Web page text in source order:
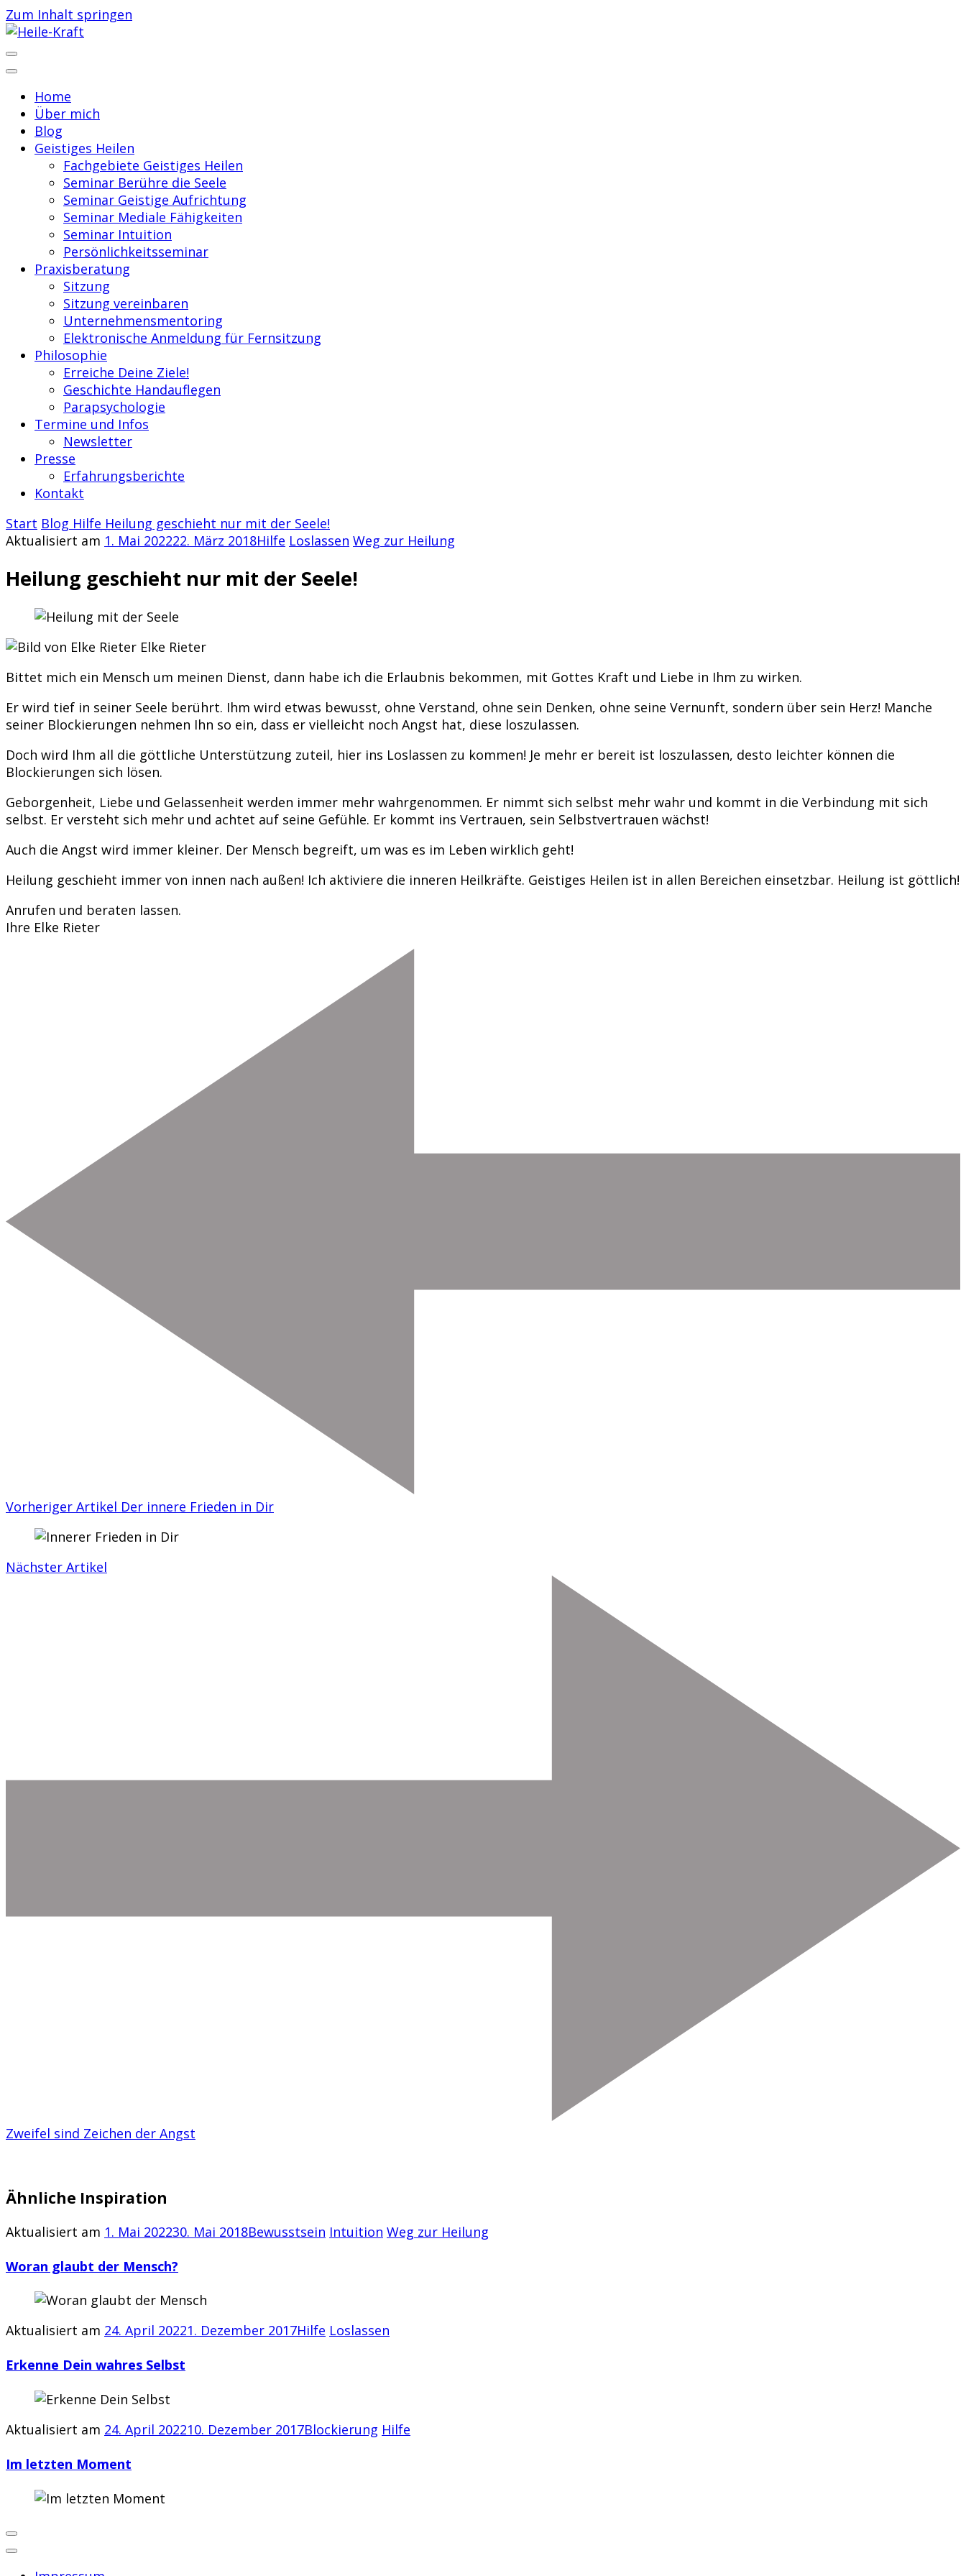
Zum Inhalt springen
Heile-Kraft
Praxis für Geistiges Heilen
Home
Über mich
Blog
Geistiges Heilen
Fachgebiete Geistiges Heilen
Seminar Berühre die Seele
Seminar Geistige Aufrichtung
Seminar Mediale Fähigkeiten
Seminar Intuition
Persönlichkeitsseminar
Praxisberatung
Sitzung
Sitzung vereinbaren
Unternehmensmentoring
Elektronische Anmeldung für Fernsitzung
Philosophie
Erreiche Deine Ziele!
Geschichte Handauflegen
Parapsychologie
Termine und Infos
Newsletter
Presse
Erfahrungsberichte
Kontakt
Start Blog Hilfe Heilung geschieht nur mit der Seele!
Aktualisiert am 1. Mai 202222. März 2018Hilfe Loslassen Weg zur Heilung
Heilung geschieht nur mit der Seele!
Elke Rieter
Bittet mich ein Mensch um meinen Dienst, dann habe ich die Erlaubnis bekommen, mit Gottes Kraft und Liebe in Ihm zu wirken.
Er wird tief in seiner Seele berührt. Ihm wird etwas bewusst, ohne Verstand, ohne sein Denken, ohne seine Vernunft, sondern über sein Herz! Manche
seiner Blockierungen nehmen Ihn so ein, dass er vielleicht noch Angst hat, diese loszulassen.
Doch wird Ihm all die göttliche Unterstützung zuteil, hier ins Loslassen zu kommen! Je mehr er bereit ist loszulassen, desto leichter können die
Blockierungen sich lösen.
Geborgenheit, Liebe und Gelassenheit werden immer mehr wahrgenommen. Er nimmt sich selbst mehr wahr und kommt in die Verbindung mit sich
selbst. Er versteht sich mehr und achtet auf seine Gefühle. Er kommt ins Vertrauen, sein Selbstvertrauen wächst!
Auch die Angst wird immer kleiner. Der Mensch begreift, um was es im Leben wirklich geht!
Heilung geschieht immer von innen nach außen! Ich aktiviere die inneren Heilkräfte. Geistiges Heilen ist in allen Bereichen einsetzbar. Heilung ist göttlich!
Anrufen und beraten lassen.
Ihre Elke Rieter
Vorheriger Artikel Der innere Frieden in Dir
Nächster Artikel
Zweifel sind Zeichen der Angst
Ähnliche Inspiration
Aktualisiert am 1. Mai 202230. Mai 2018Bewusstsein Intuition Weg zur Heilung
Woran glaubt der Mensch?
Aktualisiert am 24. April 20221. Dezember 2017Hilfe Loslassen
Erkenne Dein wahres Selbst
Aktualisiert am 24. April 202210. Dezember 2017Blockierung Hilfe
Im letzten Moment